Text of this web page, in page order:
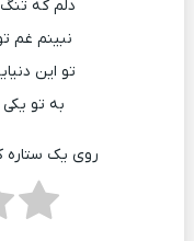
دلم که
نبینم غم
تو این
به تو
روی یک ستاره